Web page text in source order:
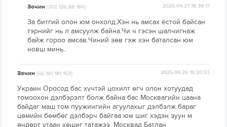
Зочин[202.126.88.184] 2025-04-27 18:38:17
За битгий олон юм онхолд.Хэн нь амсах ёстой байсан
тэрнийг нь л амсуулж байна.Чи ч гэсэн шалчигнаж
байж гороо амсав.Чиний зөв гэж хэн баталсан юм
новш минь..
Зочин[66.181.181.153] 2025-04-26 19:20:53
Украин Оросод бас хүчтэй цохилт өгч олон хотуудад
томоохон дэлбэрэлт болж байна бас Москвагийн цаана
байдаг маш том пуужингийн агуулахыг дэлбэлж бараг
цөмийн бөмбөг дэлбэрч байгаа юм шиг хэдэн зуун м
өндөрт утаан хөшиг татажээ. Москвад Батлан